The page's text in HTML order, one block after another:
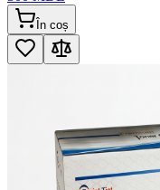
În coș